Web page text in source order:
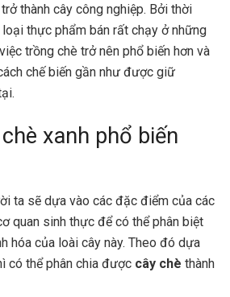
thành cây công nghiệp. Bởi thời
thực phẩm bán rất chạy ở những
trồng chè trở nên phổ biến hơn và
chế biến gần như được giữ
xanh phổ biến
ta sẽ dựa vào các đặc điểm của các
quan sinh thực để có thể phân biệt
hóa của loài cây này. Theo đó dựa
có thể phân chia được cây chè thành